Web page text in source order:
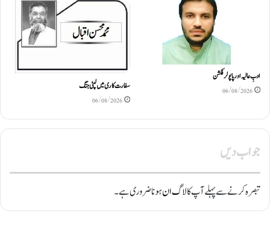
ادبِ عالیہ اور پاپولر فکشن
06/08/2026 سفارت کاری میں لپٹی جنگ
06/08/2026
جواب دیں
تبصرہ کرنے سے پہلے آپ کالاگ انہونا ضروری ہے۔